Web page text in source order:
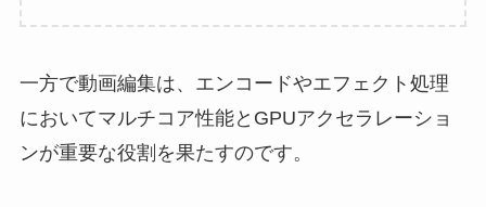
一方で動画編集は、エンコードやエフェクト処理
においてマルチコア性能とGPUアクセラレーショ
ンが重要な役割を果たすのです。